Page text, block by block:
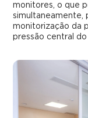
monitores, o que
simultaneamente,
monitorização da
pressão central